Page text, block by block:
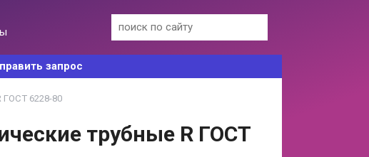
запрос
ГОСТ 6228-80
трубные R ГОСТ